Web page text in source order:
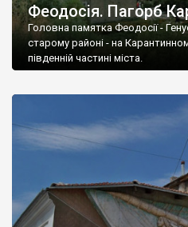
Феодосія. Пагорб
Головна памятка Феодосії -
старому районі - на
південній частині міста.